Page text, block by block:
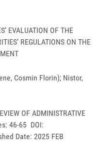
EVALUATION OF THE
REGULATIONS ON THE
Cosmin Florin); Nistor,
OF ADMINISTRATIVE
46-65 DOI:
Date: 2025 FEB